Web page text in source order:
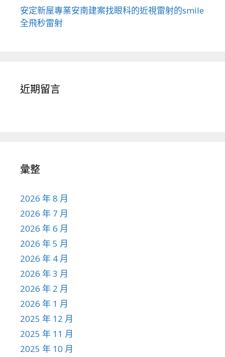
安定新屋專業安南建案找眼科的近視雷射的smile
全飛秒雷射
近期留言
彙整
2026 年 8 月
2026 年 7 月
2026 年 6 月
2026 年 5 月
2026 年 4 月
2026 年 3 月
2026 年 2 月
2026 年 1 月
2025 年 12 月
2025 年 11 月
2025 年 10 月